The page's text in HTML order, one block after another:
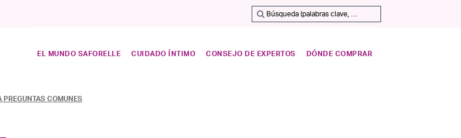
EL MUNDO SAFORELLE CUIDADO ÍNTIMO CONSEJO DE EXPERTOS DÓNDE COMPRAR
PREGUNTAS COMUNES